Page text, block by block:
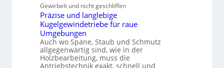
e
i
m
D
r
u
g
e
l
g
e
w
Gewirbelt und nicht geschliffen
Präzise und langlebige
Kugelgewindetriebe für raue
Umgebungen
Auch wo Späne, Staub und Schmutz
allgegenwärtig sind, wie in der
Holzbearbeitung, muss die
Antriebstechnik exakt, schnell und